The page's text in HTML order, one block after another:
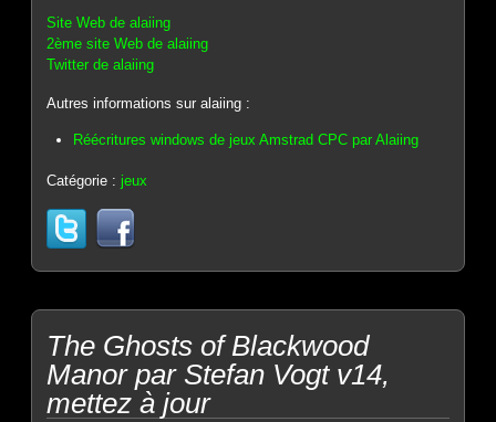
Site Web de alaiing
2ème site Web de alaiing
Twitter de alaiing
Autres informations sur alaiing :
Réécritures windows de jeux Amstrad CPC par Alaiing
Catégorie :jeux
The Ghosts of Blackwood
Manor par Stefan Vogt v14,
mettez à jour